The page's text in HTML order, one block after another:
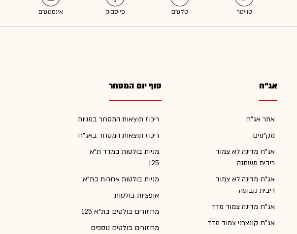
אג"ח
אתר אג"ח
מק"מים
אג"ח מדינה לא צמוד
ריבית משתנה
אג"ח מדינה לא צמוד
ריבית קבועה
אג"ח מדינה צמוד מדד
אג"ח קונצרני צמוד מדד
סוף יום המסחר
ריכוז תוצאות המסחר במניות
ריכוז תוצאות המסחר באג"ח
מניות בולטות במדד ת"א
125
מניות בולטות אחרות בת"א
אופציות בולטות
מחזורים בולטים בת"א 125
מחזורים בולטים נוספים